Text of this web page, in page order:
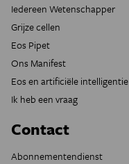
Iedereen Wetenschapper
Grijze cellen
Eos Pipet
Ons Manifest
Eos en artificiële intelligentie
Ik heb een vraag
Contact
Abonnementendienst